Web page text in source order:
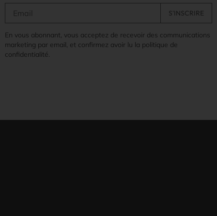
En vous abonnant, vous acceptez de recevoir des communications
marketing par email, et confirmez avoir lu la politique de
confidentialité.